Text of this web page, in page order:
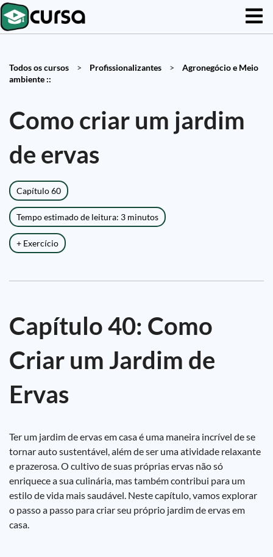
Todos os cursos > Profissionalizantes >
Agronegócio e Meio
ambiente ::
Como criar um jardim
de ervas
Capítulo 60
Tempo estimado de leitura: 3 minutos
+ Exercício
Capítulo 40: Como
Criar um Jardim de
Ervas
Ter um jardim de ervas em casa é uma maneira incrível de se
tornar auto sustentável, além de ser uma atividade relaxante
e prazerosa. O cultivo de suas próprias ervas não só
enriquece a sua culinária, mas também contribui para um
estilo de vida mais saudável. Neste capítulo, vamos explorar
o passo a passo para criar seu próprio jardim de ervas em
casa.